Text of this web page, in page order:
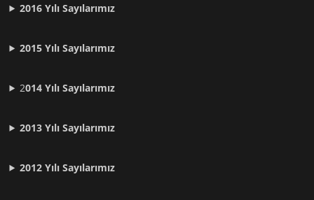
2016 Yılı Sayılarımız
2015 Yılı Sayılarımız
2014 Yılı Sayılarımız
2013 Yılı Sayılarımız
2012 YılıSayılarımız